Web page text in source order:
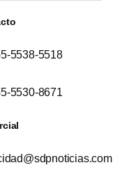
5538-5518
5530-8671